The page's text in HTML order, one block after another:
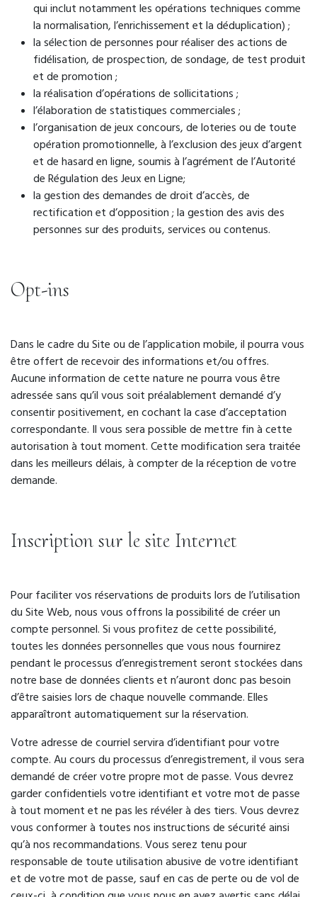
qui inclut notamment les opérations techniques comme
la normalisation, l’enrichissement et la déduplication) ;
la sélection de personnes pour réaliser des actions de
fidélisation, de prospection, de sondage, de test produit
et de promotion ;
la réalisation d’opérations de sollicitations ;
l’élaboration de statistiques commerciales ;
l’organisation de jeux concours, de loteries ou de toute
opération promotionnelle, à l’exclusion des jeux d’argent
et de hasard en ligne, soumis à l’agrément de l’Autorité
de Régulation des Jeux en Ligne;
la gestion des demandes de droit d’accès, de
rectification et d’opposition ; la gestion des avis des
personnes sur des produits, services ou contenus.
Opt-ins
Dans le cadre du Site ou de l’application mobile, il pourra vous
être offert de recevoir des informations et/ou offres.
Aucune information de cette nature ne pourra vous être
adressée sans qu’il vous soit préalablement demandé d’y
consentir positivement, en cochant la case d’acceptation
correspondante. Il vous sera possible de mettre fin à cette
autorisation à tout moment. Cette modification sera traitée
dans les meilleurs délais, à compter de la réception de votre
demande.
Inscription sur le site Internet
Pour faciliter vos réservations de produits lors de l’utilisation
du Site Web, nous vous offrons la possibilité de créer un
compte personnel. Si vous profitez de cette possibilité,
toutes les données personnelles que vous nous fournirez
pendant le processus d’enregistrement seront stockées dans
notre base de données clients et n’auront donc pas besoin
d’être saisies lors de chaque nouvelle commande. Elles
apparaîtront automatiquement sur la réservation.
Votre adresse de courriel servira d’identifiant pour votre
compte. Au cours du processus d’enregistrement, il vous sera
demandé de créer votre propre mot de passe. Vous devrez
garder confidentiels votre identifiant et votre mot de passe
à tout moment et ne pas les révéler à des tiers. Vous devrez
vous conformer à toutes nos instructions de sécurité ainsi
qu’à nos recommandations. Vous serez tenu pour
responsable de toute utilisation abusive de votre identifiant
et de votre mot de passe, sauf en cas de perte ou de vol de